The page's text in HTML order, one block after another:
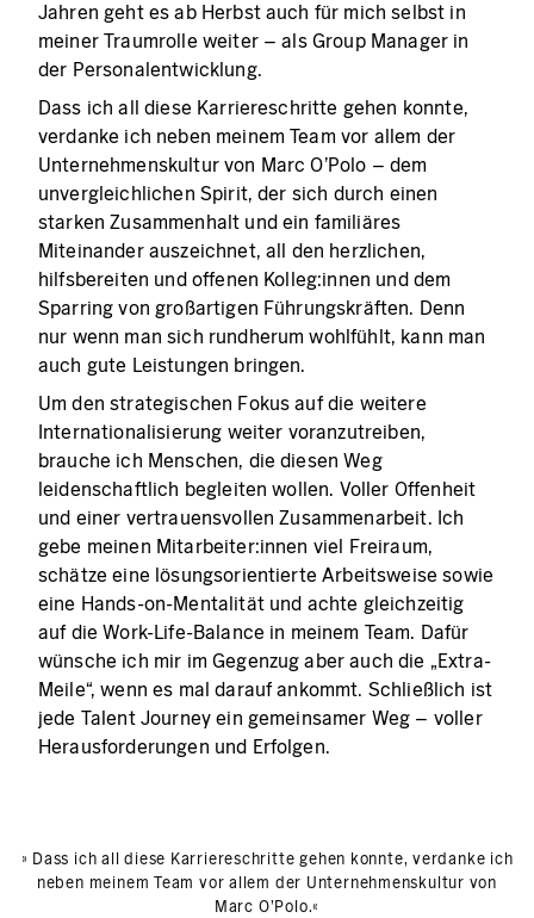
Jahren geht es ab Herbst auch für mich selbst in
meiner Traumrolle weiter – als Group Manager in
der Personalentwicklung.
Dass ich all diese Karriereschritte gehen konnte,
verdanke ich neben meinem Team vor allem der
Unternehmenskultur von Marc O’Polo – dem
unvergleichlichen Spirit, der sich durch einen
starken Zusammenhalt und ein familiäres
Miteinander auszeichnet, all den herzlichen,
hilfsbereiten und offenen Kolleg:innen und dem
Sparring von großartigen Führungskräften. Denn
nur wenn man sich rundherum wohlfühlt, kann man
auch gute Leistungen bringen.
Um den strategischen Fokus auf die weitere
Internationalisierung weiter voranzutreiben,
brauche ich Menschen, die diesen Weg
leidenschaftlich begleiten wollen. Voller Offenheit
und einer vertrauensvollen Zusammenarbeit. Ich
gebe meinen Mitarbeiter:innen viel Freiraum,
schätze eine lösungsorientierte Arbeitsweise sowie
eine Hands-on-Mentalität und achte gleichzeitig
auf die Work-Life-Balance in meinem Team. Dafür
wünsche ich mir im Gegenzug aber auch die „Extra-
Meile“, wenn es mal darauf ankommt. Schließlich ist
jede Talent Journey ein gemeinsamer Weg – voller
Herausforderungen und Erfolgen.
» Dass ich all diese Karriereschritte gehen konnte, verdanke ich
neben meinem Team vor allem der Unternehmenskultur von
Marc O'Polo.«